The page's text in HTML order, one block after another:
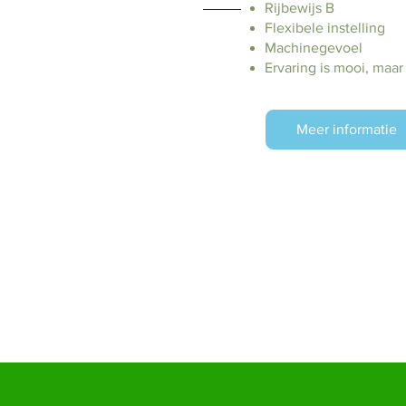
Rijbewijs B
Flexibele instelling
Machinegevoel
Ervaring is mooi,
Meer informatie